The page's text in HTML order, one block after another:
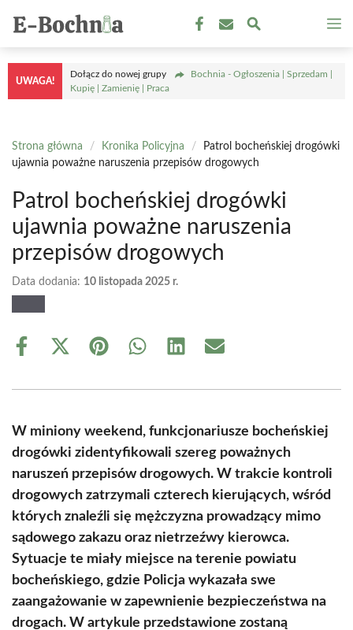
treści
UWAGA!
Dołącz do nowej grupy
Bochnia - Ogłoszenia | Sprzedam |
Kupię | Zamienię | Praca
Strona główna / Kronika Policyjna /
Patrol bocheńskiej drogówki
ujawnia poważne naruszenia przepisów drogowych
Patrol bocheńskiej drogówki
ujawnia poważne naruszenia
przepisów drogowych
Data dodania: 10 listopada 2025 r.
Share
Share
(Twitter)
Share Share Share Share
W miniony weekend, funkcjonariusze bocheńskiej
drogówki zidentyfikowali szereg poważnych
naruszeń przepisów drogowych. W trakcie kontroli
drogowych zatrzymali czterech kierujących, wśród
których znaleźli się mężczyzna prowadzący mimo
sądowego zakazu oraz nietrzeźwy kierowca.
Sytuacje te miały miejsce na terenie powiatu
bocheńskiego, gdzie Policja wykazała swe
zaangażowanie w zapewnienie bezpieczeństwa na
drogach. W artykule przedstawione zostaną